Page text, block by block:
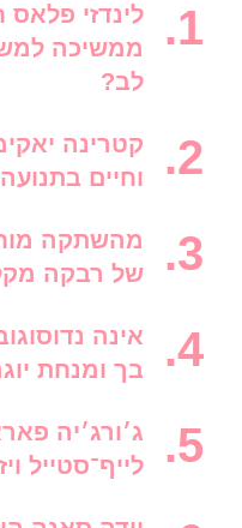
ממשיכה
לב?
קטרינה
וחיים
מהשתקה
של רבקה
אינה
בך ומנחת
ג׳ורג׳יה
לייף־סטייל